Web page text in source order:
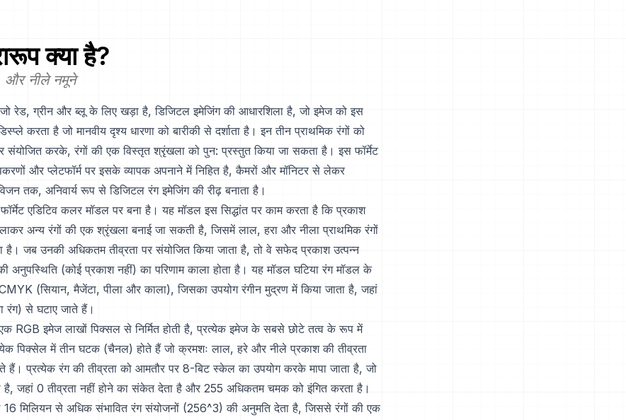
क्या है?
और नीले नमूने
रेड, ग्रीन और ब्लू के लिए खड़ा है, डिजिटल इमेजिंग की आधारशिला है, जो इमेज को इस
करता है जो मानवीय दृश्य धारणा को बारीकी से दर्शाता है। इन तीन प्राथमिक रंगों को
संयोजित करके, रंगों की एक विस्तृत श्रृंखला को पुन: प्रस्तुत किया जा सकता है। इस फॉर्मेट
और प्लेटफॉर्म पर इसके व्यापक अपनाने में निहित है, कैमरों और मॉनिटर से लेकर
तक, अनिवार्य रूप से डिजिटल रंग इमेजिंग की रीढ़ बनाता है।
एडिटिव कलर मॉडल पर बना है। यह मॉडल इस सिद्धांत पर काम करता है कि प्रकाश
अन्य रंगों की एक श्रृंखला बनाई जा सकती है, जिसमें लाल, हरा और नीला प्राथमिक रंगों
है। जब उनकी अधिकतम तीव्रता पर संयोजित किया जाता है, तो वे सफेद प्रकाश उत्पन्न
अनुपस्थिति (कोई प्रकाश नहीं) का परिणाम काला होता है। यह मॉडल घटिया रंग मॉडल के
(सियान, मैजेंटा, पीला और काला), जिसका उपयोग रंगीन मुद्रण में किया जाता है, जहां
से घटाए जाते हैं।
RGB इमेज लाखों पिक्सल से निर्मित होती है, प्रत्येक इमेज के सबसे छोटे तत्व के रूप में
पिक्सेल में तीन घटक (चैनल) होते हैं जो क्रमशः लाल, हरे और नीले प्रकाश की तीव्रता
हैं। प्रत्येक रंग की तीव्रता को आमतौर पर 8-बिट स्केल का उपयोग करके मापा जाता है, जो
जहां 0 तीव्रता नहीं होने का संकेत देता है और 255 अधिकतम चमक को इंगित करता है।
मिलियन से अधिक संभावित रंग संयोजनों (256^3) की अनुमति देता है, जिससे रंगों की एक